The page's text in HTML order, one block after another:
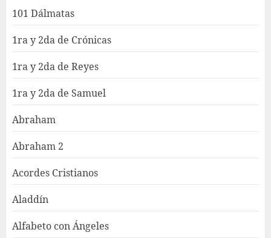
101 Dálmatas
1ra y 2da de Crónicas
1ra y 2da de Reyes
1ra y 2da de Samuel
Abraham
Abraham 2
Acordes Cristianos
Aladdín
Alfabeto con Ángeles